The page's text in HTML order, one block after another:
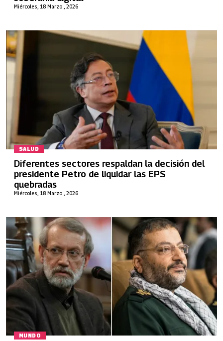
Miércoles, 18 Marzo , 2026
SALUD
Miércoles, 18 Marzo , 2026
Diferentes sectores respaldan la decisión del
presidente Petro de liquidar las EPS
quebradas
MUNDO